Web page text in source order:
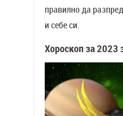
правилно да
и себе си.
Хороскоп за 2023